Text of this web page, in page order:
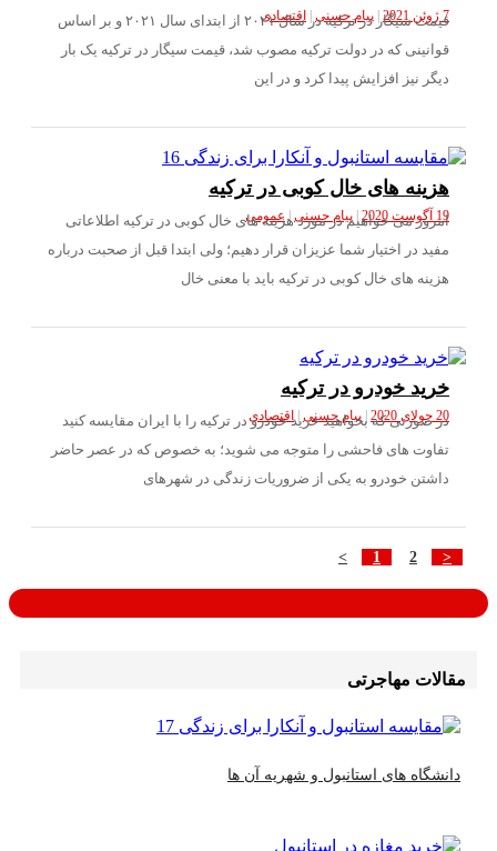
| پیام حسنی اقتصادی
قیمت سیگار در ترکیه در سال ۲۰۲۱ از ابتدای سال ۲۰۲۱ و بر اساس
که در دولت ترکیه مصوب شد، قیمت سیگار در ترکیه یک بار
نیز افزایش پیدا کرد و در این
های خال کوبی در ترکیه
| پیام حسنی عمومی
می خواهیم در مورد هزینه های خال کوبی در ترکیه اطلاعاتی
در اختیار شما عزیزان قرار دهیم؛ ولی ابتدا قبل از صحبت درباره
های خال کوبی در ترکیه باید با معنی خال
خودرو در ترکیه
| پیام حسنی اقتصادی
که بخواهید خرید خودرو در ترکیه را با ایران مقایسه کنید
های فاحشی را متوجه می شوید؛ به خصوص که در عصر حاضر
خودرو به یکی از ضروریات زندگی در شهرهای
1
>
مهاجرتی
های استانبول و شهریه آن ها